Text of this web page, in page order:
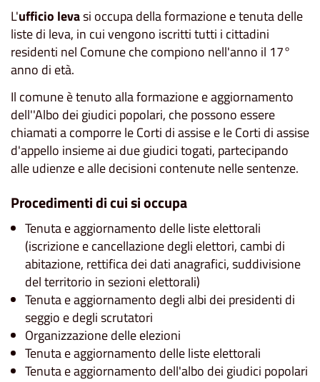
L'ufficio levasi occupa della formazione e tenuta delle
liste di leva, in cui vengono iscritti tutti i cittadini
residenti nel Comune che compiono nell'anno il 17°
anno di età.
Il comune è tenuto alla formazione e aggiornamento
dell''Albo dei giudici popolari, che possono essere
chiamati a comporre le Corti di assise e le Corti di assise
d'appello insieme ai due giudici togati, partecipando
alle udienze e alle decisioni contenute nelle sentenze.
Procedimenti di cui si occupa
Tenuta e aggiornamento delle liste elettorali
(iscrizione e cancellazione degli elettori, cambi di
abitazione, rettifica dei dati anagrafici, suddivisione
del territorio in sezioni elettorali)
Tenuta e aggiornamento degli albi dei presidenti di
seggio e degli scrutatori
Organizzazione delle elezioni
Tenuta e aggiornamento delle liste elettorali
Tenuta e aggiornamento dell'albo dei giudici popolari